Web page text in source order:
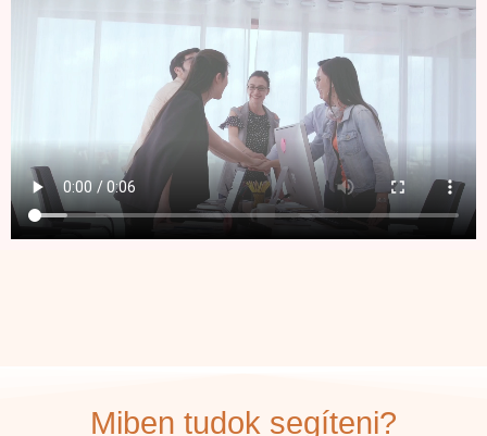
Miben tudok segíteni?